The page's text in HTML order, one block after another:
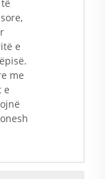
e
me
e